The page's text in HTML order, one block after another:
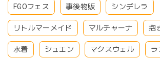
FGOフェス 事後物販 シンデレラ
リトルマーメイド マルチャーナ 抱
水着 シュエン マクスウェル ラ